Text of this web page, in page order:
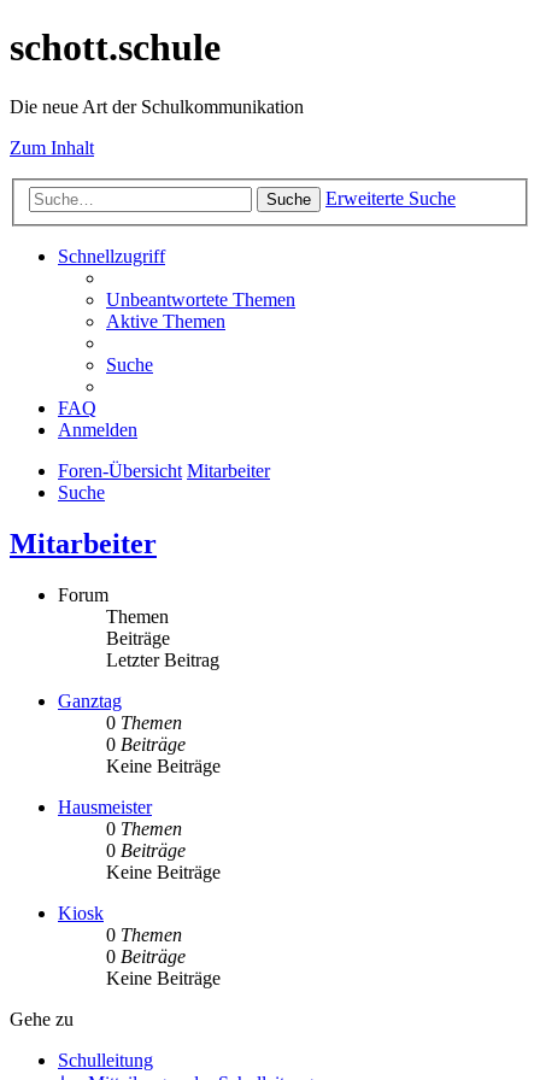
schott.schule
Die neue Art der Schulkommunikation
Zum Inhalt
Suche Erweiterte Suche
Schnellzugriff
Unbeantwortete Themen
Aktive Themen
Suche
FAQ
Anmelden
Foren-Übersicht Mitarbeiter
Suche
Mitarbeiter
Forum
Themen
Beiträge
Letzter Beitrag
Ganztag
0 Themen
0 Beiträge
Keine Beiträge
Hausmeister
0 Themen
0 Beiträge
Keine Beiträge
Kiosk
0 Themen
0 Beiträge
Keine Beiträge
Gehe zu
Schulleitung